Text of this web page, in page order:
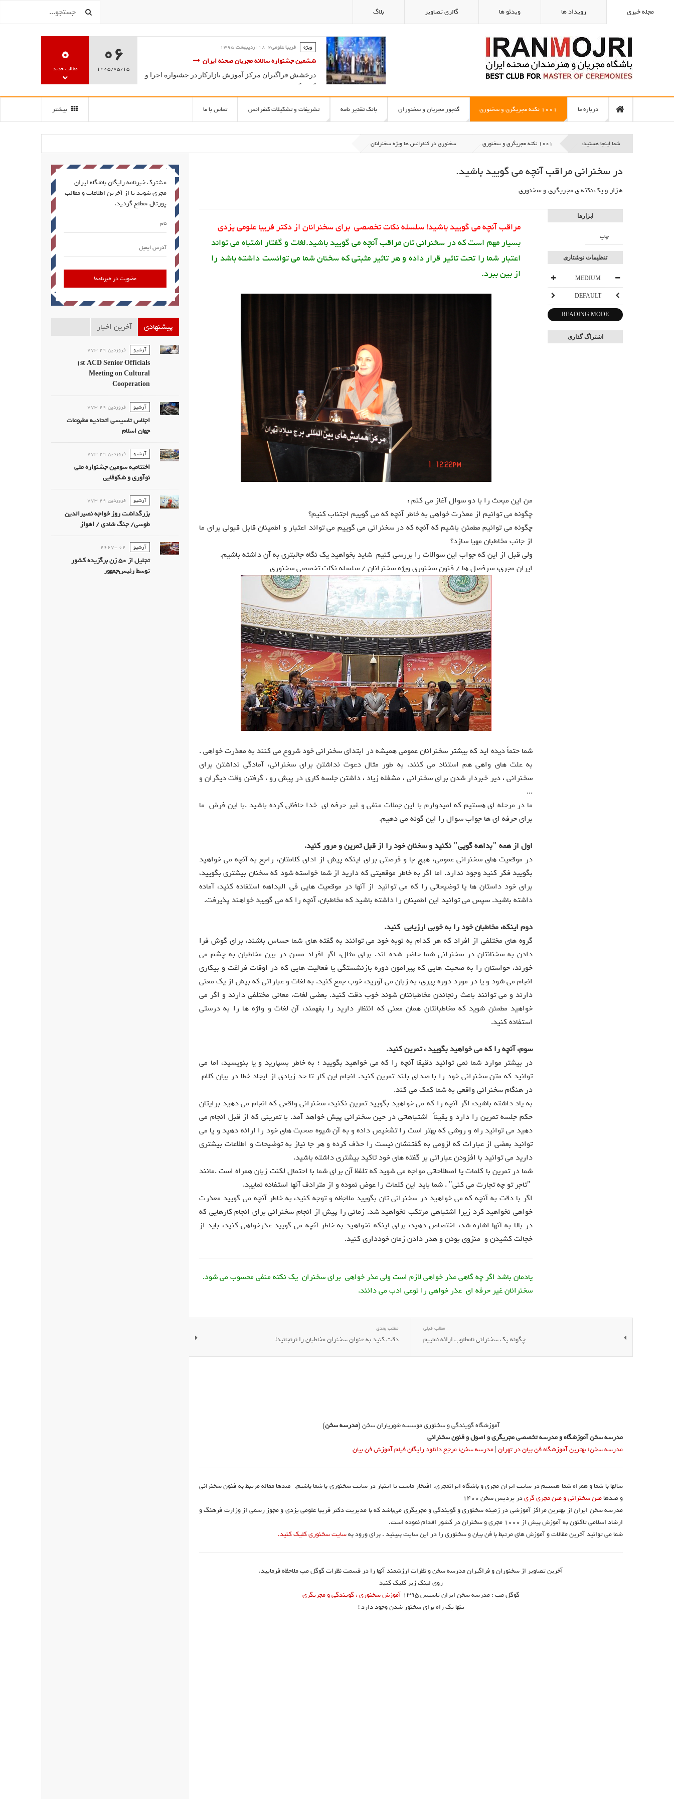
مجله خبری رویداد ها ویدئو ها گالری تصاویر بلاگ
ویژه فریبا علومی2 18 ارديبهشت 1395
کلاس گویندگی و آیین سخنوری ؛ آموزش تخصصی گویندگی، فن بیان
فریبا علومی یزدی
آموزش سخنوری و فن بیان در مدرسه سخن آغاز به کار کرد.
06
1405/05/15
0
مطالب جدید
درباره ما 1001 نکته مجریگری و سخنوری گنجور مجریان و سخنوران بانک تقدیر نامه تشریفات و تشکیلات کنفرانس تماس با ما بیشتر
شما اینجا هستید: 1001 نکته مجریگری و سخنوری سخنوری در کنفرانس ها ويژه سخنرانان
در سخنرانی مراقب آنچه می گوييد باشيد.
هزار و یک نكته ي مجريگري و سخنوري
ابزارها
چاپ
تنظیمات نوشتاری
MEDIUM
DEFAULT
READING MODE
اشتراگ گذاری
مراقب آنچه می گوييد باشيد! سلسله نکات تخصصی برای سخنرانان از دکتر فریبا علومی یزدی
بسيار مهم است که در سخنرانی تان مراقب آنچه می گوييد باشيد.لغات و گفتار اشتباه می تواند
اعتبار شما را تحت تاثير قرار داده و هر تاثير مثبتی که سخنان شما می توانست داشته باشد را
از بين ببرد.
من این مبحث را با دو سوال آغاز می کنم :
چگونه می توانيم از معذرت خواهی به خاطر آنچه که می گوييم اجتناب کنيم؟
چگونه می توانيم مطمئن باشيم که آنچه که در سخنرانی می گوييم می تواند اعتبار و اطمينان قابل قبولی برای ما
از جانب مخاطبان مهيا سازد؟
ولی قبل از این که جواب این سوالات را بررسی کنیم شاید بخواهید یک نگاه جالبتری به آن داشته باشیم.
ایران مجری: سرفصل ها / فنون سخنوری ویژه سخنرانان / سلسله نکات تخصصی سخنوری
شما حتماً دیده اید که بیشتر سخنرانان عمومی همیشه در ابتدای سخنرانی خود شروع می کنند به معذرت خواهی .
به علت های واهی هم استناد می کنند. به طور مثال دعوت نداشتن برای سخنرانی، آمادگی نداشتن برای
سخنرانی ، دیر خبردار شدن برای سخنرانی ، مشغله زیاد ، داشتن جلسه کاری در پیش رو ، گرفتن وقت دیگران و
...
ما در مرحله ای هستیم که امیدوارم با این جملات منفی و غیر حرفه ای خدا حافظی کرده باشید .با این فرض ما
برای حرفه ای ها جواب سوال را این گونه می دهیم.
اول از همه "بداهه گويی" نکنيد و سخنان خود را از قبل تمرين و مرور کنيد.
در موقعيت های سخنرانی عمومی، هيچ جا و فرصتی برای اينکه پيش از ادای کلامتان، راجع به آنچه می خواهيد
بگوييد فکر کنيد وجود ندارد. اما اگر به خاطر موقعيتی که داريد از شما خواسته شود که سخنان بيشتری بگوييد،
برای خود داستان ها يا توضيحاتی را که می توانيد از آنها در موقعيت هايی فی البداهه استفاده کنيد، آماده
داشته باشيد. سپس می توانيد اين اطمينان را داشته باشيد که مخاطبان، آنچه را که می گوييد خواهند پذيرفت.
دوم اينکه، مخاطبان خود را به خوبی ارزیابی کنيد.
گروه های مختلفی از افراد که هر کدام به نوبه خود می توانند به گفته های شما حساس باشند، برای گوش فرا
دادن به سخنانتان در سخنرانی شما حاضر شده اند. برای مثال، اگر افراد مسن در بين مخاطبان به چشم می
خورند، حواستان را به صحبت هايی که پيرامون دوره بازنشستگی يا فعاليت هايی که در اوقات فراغت و بيکاری
انجام می شود و يا در مورد دوره پيری، به زبان می آوريد، خوب جمع کنيد. به لغات و عباراتی که بيش از يک معنی
دارند و می توانند باعث رنجاندن مخاطبانتان شوند خوب دقت کنيد. بعضی لغات، معانی مختلفی دارند و اگر می
خواهيد مطمئن شويد که مخاطبانتان همان معنی که انتظار داريد را بفهمند، آن لغات و واژه ها را به درستی
استفاده کنيد.
سوم، آنچه را که می خواهيد بگوييد ، تمرين کنيد.
در بيشتر موارد شما نمی توانید دقيقا آنچه را که می خواهيد بگوييد ؛ به خاطر بسپاريد و يا بنويسيد، اما می
توانید که متن سخنرانی خود را با صدای بلند تمرين کنيد. انجام اين کار تا حد زيادی از ايجاد خطا در بيان کلام
در هنگام سخنرانی واقعی به شما کمک می کند.
به ياد داشته باشيد: اگر آنچه را که می خواهيد بگوييد تمرين نکنيد، سخنرانی واقعی که انجام می دهيد برايتان
حکم جلسه تمرين را دارد و یقیناً اشتباهاتی در حين سخنرانی پيش خواهد آمد. با تمرينی که از قبل انجام می
دهيد می توانيد راه و روشی که بهتر است را تشخيص داده و به آن شيوه صحبت های خود را ارائه دهيد و يا می
توانيد بعضی از عبارات که لزومی به گفتنشان نيست را حذف کرده و هر جا نياز به توضيحات و اطلاعات بيشتری
داريد می توانيد با افزودن عباراتی بر گفته های خود تاکيد بيشتری داشته باشيد.
شما در تمرین با کلمات یا اصطلاحاتی مواجه می شوید که تلفظ آن برای شما با احتمال لکنت زبان همراه است .مانند
"تاجر تو چه تجارت می کنی" . شما باید این کلمات را عوض نموده و از مترادف آنها استفاده نمایید.
اگر با دقت به آنچه که می خواهيد در سخنرانی تان بگوييد ملاجظه و توجه کنيد، به خاطر آنچه می گوييد معذرت
خواهی نخواهيد کرد زيرا اشتباهی مرتکب نخواهيد شد. زمانی را پيش از انجام سخنرانی برای انجام کارهايی که
در بالا به آنها اشاره شد، اختصاص دهيد؛ برای اينکه نخواهيد به خاطر آنچه می گوييد عذرخواهی کنيد، بايد از
خجالت کشيدن و منزوی بودن و هدر دادن زمان خودداری کنيد.
یادمان باشد اگر چه گاهی عذر خواهی لازم است ولی عذر خواهی برای سخنران یک نکته منفی محسوب می شود.
سخنرانان غیر حرفه ای عذر خواهی را نوعی ادب می دانند.
مطلب قبلی
چگونه یک سخنرانی نامطلوب ارائه نماییم
مطلب بعدی
دقت کنید به عنوان سخنران مخاطبان را نرنجانيد!
آموزشگاه گویندگی و سخنوری موسسه شهریاران سخن (مدرسه سخن)
مدرسه سخن آموزشگاه و مدرسه تخصصی مجریگری و اصول و فنون سخنرانی
مدرسه سخن؛ بهترین آموزشگاه فن بیان در تهران|مدرسه سخن؛ مرجع دانلود رایگان فیلم آموزش فن بیان
سالها با شما و همراه شما هستیم در سایت ایران مجری و باشگاه ایرانمجری. افتخار ماست تا اینبار در سایت سخنوری با شما باشیم. صدها مقاله مرتبط به فنون سخنرانی
و صدهامتن سخنرانی و متن مجری گریدر پردیس سخن 1400
مدرسه سخن ایران از بهترین مراکز آموزشی در زمینه سخنوری و گویندگی و مجریگری می‌باشد که با مدیریت دکتر فریبا علومی یزدی و مجوز رسمی از وزارت فرهنگ و
ارشاد اسلامی تاکنون به آموزش بیش از ۱۰۰۰ مجری و سخنران در کشور اقدام نموده است.
شما می توانید آخرین مقالات و آموزش های مرتبط با فن بیان و سخنوری را در این سایت ببینید . برای ورود بهسایت سخنوری کلیک کنید.
آخرین تصاویر از سخنوران و فراگیران مدرسه سخن و نظرات ارزشمند آنها را در قسمت نظرات گوگل مپ ملاحظه فرمایید.
روی لینک زیر کلیک کنید
گوگل مپ : مدرسه سخن ایران تاسیس ۱۳۹۵
آموزش سخنوری ، گویندگی و مجریگری
تنها یک راه برای سخنور شدن وجود دارد !
مشترک خبرنامه رایگان باشگاه ایران
مجری شوید تا از آخرین اطلاعات و مطالب
پورتال ،مطلع گردید.
پیشنهادی آخرین اخبار
آرشیو فروردين 29 773
1st ACD Senior Officials
Meeting on Cultural
Cooperation
آرشیو فروردين 29 773
اجلاس تاسیسی اتحادیه مطبوعات
جهان اسلام
آرشیو فروردين 29 773
اختتامیه سومین جشنواره ملی
نوآوری و شکوفایی
آرشیو فروردين 29 773
بزرگداشت روز خواجه نصیرالدین
طوسی/ جنگ شادی / اهواز
آرشیو 02 -2667
تجليل از 50 زن برگزيده كشور
توسط رئیس‌جمهور